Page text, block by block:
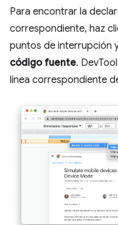
Para encontrar la
correspondiente, haz
puntos de interrupción
código fuente.
línea correspondiente